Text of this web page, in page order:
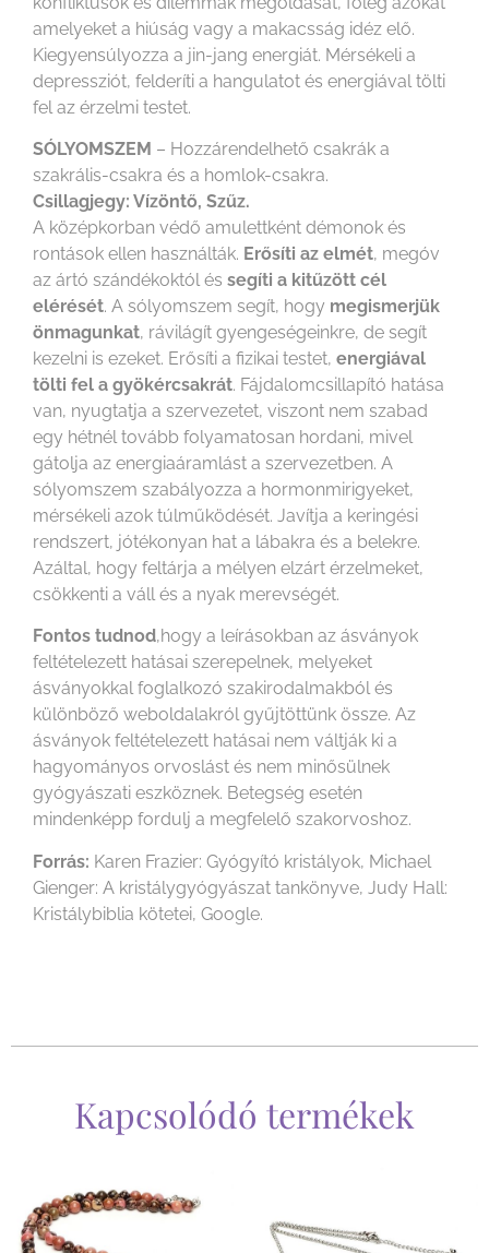
amelyeket a hiúság vagy a makacsság idéz elő.
Kiegyensúlyozza a jin-jang energiát. Mérsékeli a
depressziót, felderíti a hangulatot és energiával tölti
fel az érzelmi testet.
SÓLYOMSZEM – Hozzárendelhető csakrák a
szakrális-csakra és a homlok-csakra.
Csillagjegy: Vízöntő, Szűz.
A középkorban védő amulettként démonok és
rontások ellen használták. Erősíti az elmét, megóv
az ártó szándékoktól és segíti a kitűzött cél
elérését. A sólyomszem segít, hogy megismerjük
önmagunkat, rávilágít gyengeségeinkre, de segít
kezelni is ezeket. Erősíti a fizikai testet, energiával
tölti fel a gyökércsakrát. Fájdalomcsillapító hatása
van, nyugtatja a szervezetet, viszont nem szabad
egy hétnél tovább folyamatosan hordani, mivel
gátolja az energiaáramlást a szervezetben. A
sólyomszem szabályozza a hormonmirigyeket,
mérsékeli azok túlműködését. Javítja a keringési
rendszert, jótékonyan hat a lábakra és a belekre.
Azáltal, hogy feltárja a mélyen elzárt érzelmeket,
csökkenti a váll és a nyak merevségét.
Fontos tudnod,hogy a leírásokban az ásványok
feltételezett hatásai szerepelnek, melyeket
ásványokkal foglalkozó szakirodalmakból és
különböző weboldalakról gyűjtöttünk össze. Az
ásványok feltételezett hatásai nem váltják ki a
hagyományos orvoslást és nem minősülnek
gyógyászati eszköznek. Betegség esetén
mindenképp fordulj a megfelelő szakorvoshoz.
Forrás: Karen Frazier: Gyógyító kristályok, Michael
Gienger: A kristálygyógyászat tankönyve, Judy Hall:
Kristálybiblia kötetei, Google.
Kapcsolódó termékek